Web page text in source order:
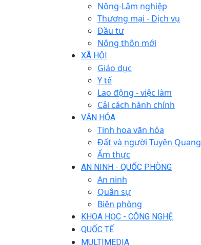
Nông-Lâm nghiệp
Thương mại - Dịch vụ
Đầu tư
Nông thôn mới
XÃ HỘI
Giáo dục
Y tế
Lao động - việc làm
Cải cách hành chính
VĂN HÓA
Tinh hoa văn hóa
Đất và người Tuyên Quang
Ẩm thực
AN NINH - QUỐC PHÒNG
An ninh
Quân sự
Biên phòng
KHOA HỌC - CÔNG NGHỆ
QUỐC TẾ
MULTIMEDIA